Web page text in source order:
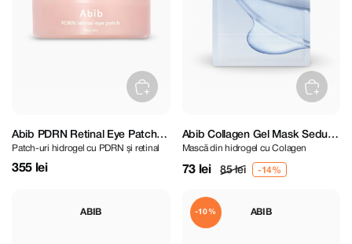
Abib PDRN Retinal Eye Patch
Glow Jelly 60 pcs
Patch-uri hidrogel cu PDRN și retinal
355 lei
Abib Collagen Gel Mask Sedum
Jelly
Mască din hidrogel cu Colagen
73 lei 85 lei
ABIB ABIB
-10%